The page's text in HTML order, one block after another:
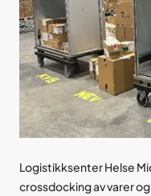
Logistikksenter Helse
crossdocking av varer